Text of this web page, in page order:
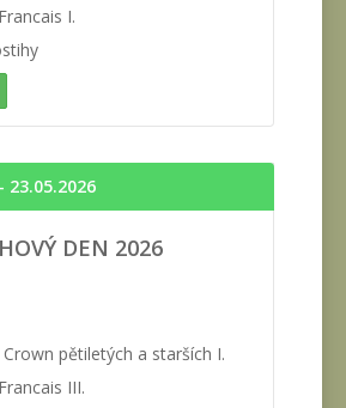
I.
23.05.2026
DEN 2026
pětiletých a starších I.
III.